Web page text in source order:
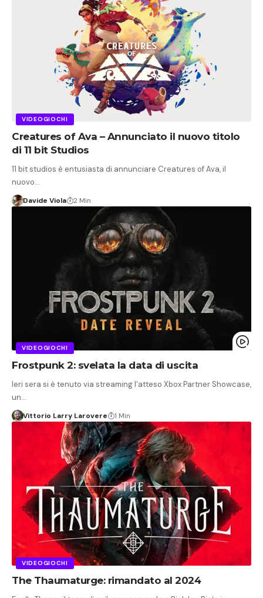
VIDEOGIOCHI
Creatures of Ava – Annunciato il nuovo titolo
di 11 bit Studios
11 bit studios è entusiasta di annunciare Creatures of Ava, il
nuovo…
Davide Viola 2 Min
VIDEOGIOCHI
Frostpunk 2: svelata la data di uscita
Ieri sera si è tenuto via streaming l'atteso Xbox Partner Showcase,
un…
Vittorio Larry Larovere 1 Min
VIDEOGIOCHI
The Thaumaturge: rimandato al 2024